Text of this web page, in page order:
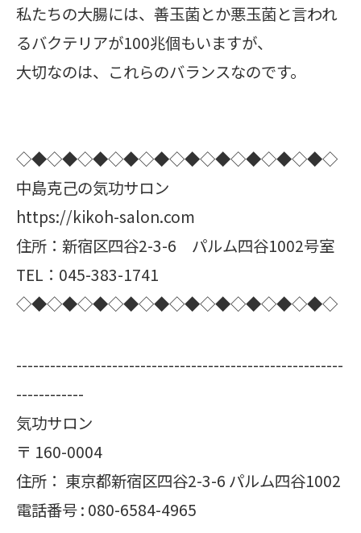
私たちの大腸には、善玉菌とか悪玉菌と言われ
るバクテリアが100兆個もいますが、
大切なのは、これらのバランスなのです。
◇◆◇◆◇◆◇◆◇◆◇◆◇◆◇◆◇◆◇◆◇
中島克己の気功サロン
https://kikoh-salon.com
住所：新宿区四谷2-3-6 パルム四谷1002号室
TEL：045-383-1741
◇◆◇◆◇◆◇◆◇◆◇◆◇◆◇◆◇◆◇◆◇
----------------------------------------------------------
------------
気功サロン
〒 160-0004
住所： 東京都新宿区四谷2-3-6 パルム四谷1002
電話番号 : 080-6584-4965